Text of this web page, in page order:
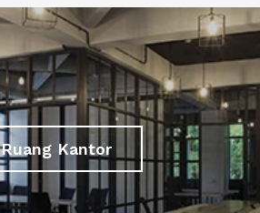
Ruang Kantor